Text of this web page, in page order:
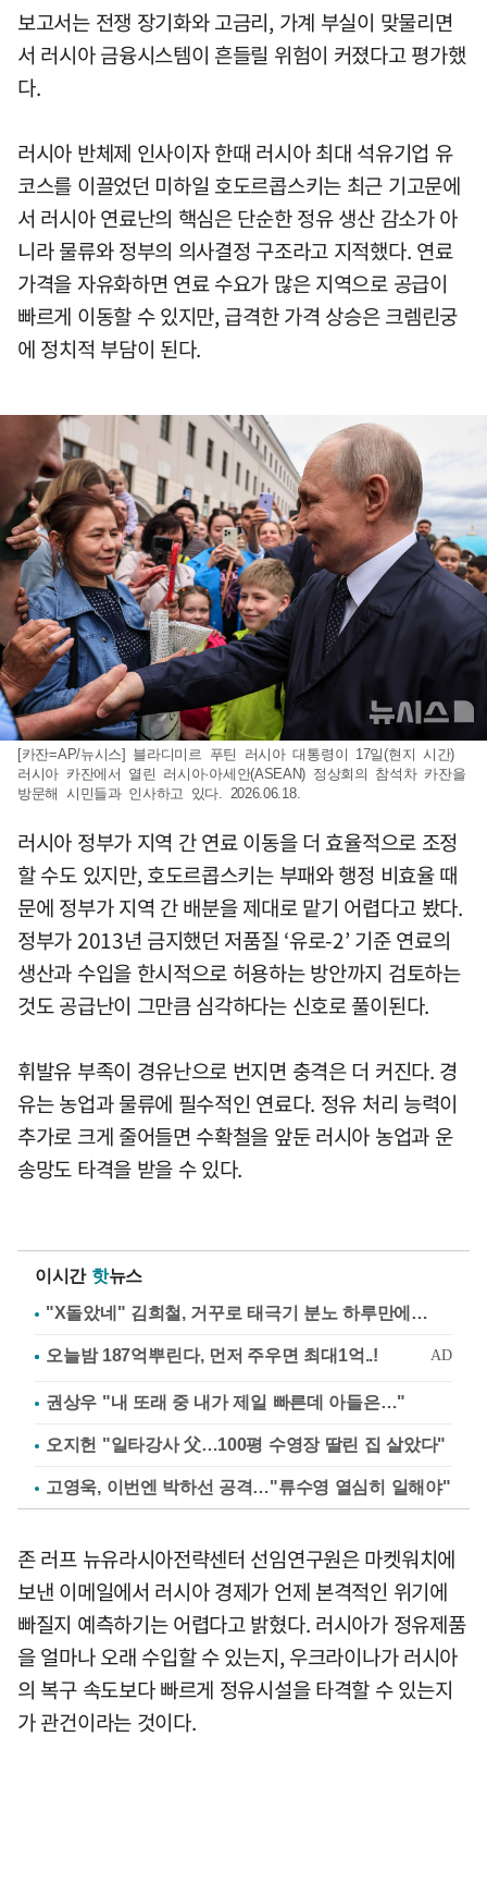
보고서는 전쟁 장기화와 고금리, 가계 부실이 맞물리면
서 러시아 금융시스템이 흔들릴 위험이 커졌다고 평가했
다.
러시아 반체제 인사이자 한때 러시아 최대 석유기업 유
코스를 이끌었던 미하일 호도르콥스키는 최근 기고문에
서 러시아 연료난의 핵심은 단순한 정유 생산 감소가 아
니라 물류와 정부의 의사결정 구조라고 지적했다. 연료
가격을 자유화하면 연료 수요가 많은 지역으로 공급이
빠르게 이동할 수 있지만, 급격한 가격 상승은 크렘린궁
에 정치적 부담이 된다.
[카잔=AP/뉴시스] 블라디미르 푸틴 러시아 대통령이 17일(현지 시간)
러시아 카잔에서 열린 러시아·아세안(ASEAN) 정상회의 참석차 카잔을
방문해 시민들과 인사하고 있다. 2026.06.18.
러시아 정부가 지역 간 연료 이동을 더 효율적으로 조정
할 수도 있지만, 호도르콥스키는 부패와 행정 비효율 때
문에 정부가 지역 간 배분을 제대로 맡기 어렵다고 봤다.
정부가 2013년 금지했던 저품질 ‘유로-2’ 기준 연료의
생산과 수입을 한시적으로 허용하는 방안까지 검토하는
것도 공급난이 그만큼 심각하다는 신호로 풀이된다.
휘발유 부족이 경유난으로 번지면 충격은 더 커진다. 경
유는 농업과 물류에 필수적인 연료다. 정유 처리 능력이
추가로 크게 줄어들면 수확철을 앞둔 러시아 농업과 운
송망도 타격을 받을 수 있다.
이시간 핫뉴스
"X돌았네" 김희철, 거꾸로 태극기 분노 하루만에…
권상우 "내 또래 중 내가 제일 빠른데 아들은…"
오지헌 "일타강사 父…100평 수영장 딸린 집 살았다"
고영욱, 이번엔 박하선 공격…"류수영 열심히 일해야"
존 러프 뉴유라시아전략센터 선임연구원은 마켓워치에
보낸 이메일에서 러시아 경제가 언제 본격적인 위기에
빠질지 예측하기는 어렵다고 밝혔다. 러시아가 정유제품
을 얼마나 오래 수입할 수 있는지, 우크라이나가 러시아
의 복구 속도보다 빠르게 정유시설을 타격할 수 있는지
가 관건이라는 것이다.